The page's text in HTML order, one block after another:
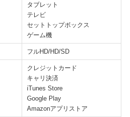
タブレット
テレビ
セットトップボックス
ゲーム機
フルHD/HD/SD
クレジットカード
キャリ決済
iTunes Store
Google Play
Amazonアプリストア